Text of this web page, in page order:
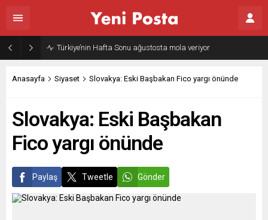
Türkiye’nin Hafta Sonu ağustosta mola veriyor
Anasayfa Siyaset Slovakya: Eski Başbakan Fico yargı önünde
Slovakya: Eski Başbakan
Fico yargı önünde
Paylaş Tweetle Gönder